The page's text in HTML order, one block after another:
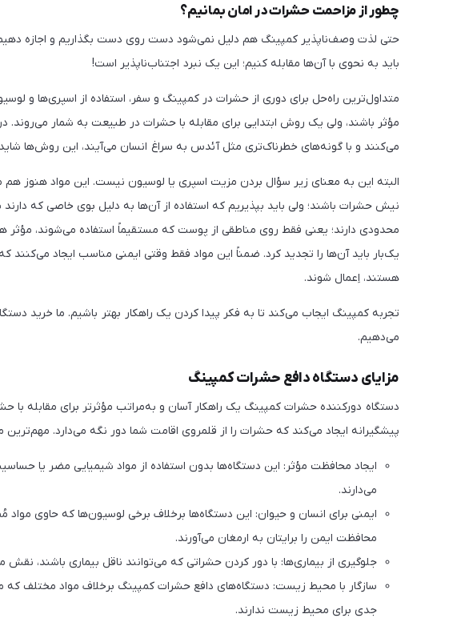
چطور از مزاحمت حشرات در امان بمانیم؟
حتی لذت وصف‌ناپذیر کمپینگ هم دلیل نمی‌شود دست روی دست بگذاریم و اجازه
باید به نحوی با آن‌ها مقابله کنیم؛ این یک نبرد اجتناب‌ناپذیر است!
متداول‌ترین راه‌حل برای دوری از حشرات در کمپینگ و سفر، استفاده از اسپری‌ها
مؤثر باشند، ولی یک روش ابتدایی برای مقابله با حشرات در طبیعت به شمار می‌روند.
می‌کنند و با گونه‌های خطرناک‌تری مثل آئدس به سراغ انسان می‌آیند، این روش‌ها شاید
البته این به معنای زیر سؤال بردن مزیت اسپری یا لوسیون نیست. این مواد هنوز هم
نیش حشرات باشند؛ ولی باید بپذیریم که استفاده از آن‌ها به دلیل بوی خاصی که
محدودی دارند؛ یعنی فقط روی مناطقی از پوست که مستقیماً استفاده می‌شوند، مؤثر
یک‌بار باید آن‌ها را تجدید کرد. ضمناً این مواد فقط وقتی ایمنی مناسب ایجاد
هستند، اِعمال شوند.
تجربه کمپینگ ایجاب می‌کند تا به فکر پیدا کردن یک راهکار بهتر باشیم. ما خرید
می‌دهیم.
مزایای دستگاه دافع حشرات کمپینگ
دستگاه دورکننده حشرات کمپینگ یک راهکار آسان و به‌مراتب مؤثرتر برای مقابله
پیشگیرانه ایجاد می‌کند که حشرات را از قلمروی اقامت شما دور نگه می‌دارد.
ایجاد محافظت مؤثر: این دستگاه‌ها بدون استفاده از مواد شیمیایی مضر یا
می‌دارند.
ایمنی برای انسان و حیوان: این دستگاه‌ها برخلاف برخی لوسیون‌ها که حاوی
محافظت ایمن را برایتان به ارمغان می‌آورند.
جلوگیری از بیماری‌ها: با دور کردن حشراتی که می‌توانند ناقل بیماری باشند،
سازگار با محیط زیست: دستگاه‌های دافع حشرات کمپینگ برخلاف مواد مختلف
جدی برای محیط زیست ندارند.